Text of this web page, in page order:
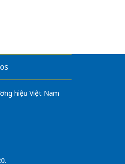
hiệu Việt Nam